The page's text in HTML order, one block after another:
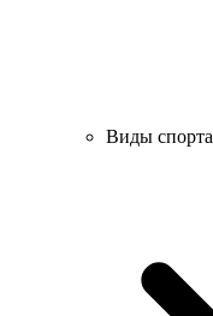
Виды спорта